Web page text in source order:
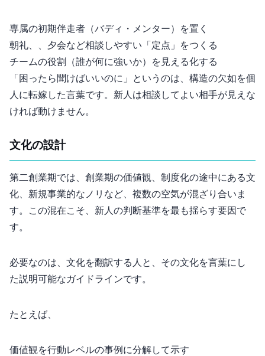
専属の初期伴走者（バディ・メンター）を置く
朝礼、1on1、夕会など相談しやすい「定点」をつくる
チームの役割（誰が何に強いか）を見える化する
「困ったら聞けばいいのに」というのは、構造の欠如を個
人に転嫁した言葉です。 新人は“相談してよい相手”が見えな
ければ動けません。
3. “文化”の設計
第二創業期では、創業期の価値観、制度化の途中にある文
化、新規事業的な”ノリ”など、複数の空気が混ざり合いま
す。この混在こそ、新人の判断基準を最も揺らす要因で
す。
必要なのは、文化を翻訳する人と、その文化を言葉にし
た“説明可能なガイドライン”です。
たとえば、
価値観を行動レベルの事例に分解して示す